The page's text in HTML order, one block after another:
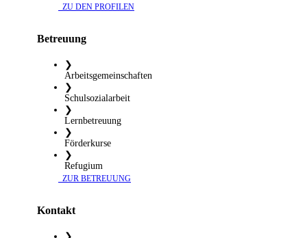
​ ZU DEN PROFILEN
Betreuung
❯
Arbeitsgemeinschaften
❯
Schulsozialarbeit
❯
Lernbetreuung
❯
Förderkurse
❯
Refugium
​ ZUR BETREUUNG
Kontakt